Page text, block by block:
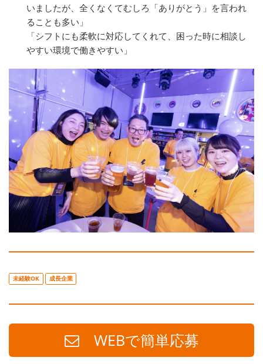
いましたが、全くなくてむしろ「ありがとう」を言われ
ることも多い」
「シフトにも柔軟に対応してくれて、困った時に相談し
やすい環境で働きやすい」
未経験OK 成長企業
WEBで簡単応募